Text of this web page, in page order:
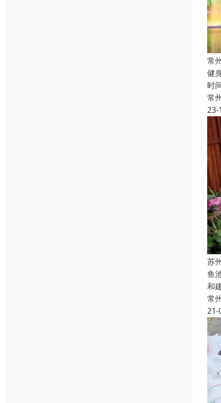
常
健
时
常
23-
苏
鱼
和
常
21-